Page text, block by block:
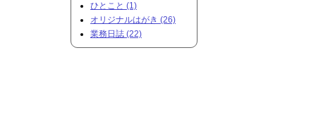
ひとこと (1)
オリジナルはがき (26)
業務日誌 (22)